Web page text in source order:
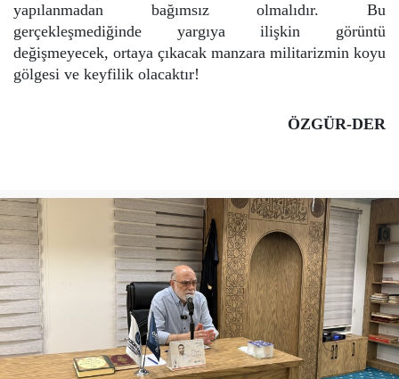
yapılanmadan bağımsız olmalıdır. Bu
gerçekleşmediğinde yargıya ilişkin görüntü
değişmeyecek, ortaya çıkacak manzara militarizmin koyu
gölgesi ve keyfilik olacaktır!
ÖZGÜR-DER